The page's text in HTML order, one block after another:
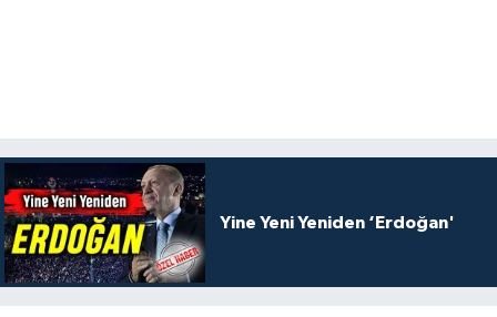
Yine Yeni Yeniden ‘Erdoğan'